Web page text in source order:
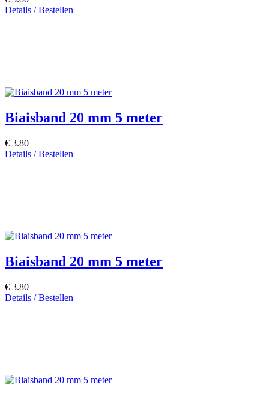
Details / Bestellen
Biaisband 20 mm 5 meter
€ 3.80
Details / Bestellen
Biaisband 20 mm 5 meter
€ 3.80
Details / Bestellen